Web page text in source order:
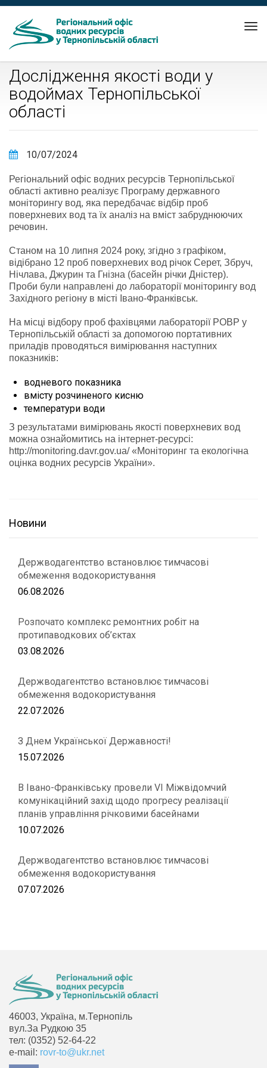
Дослідження якості води у
водоймах Тернопільської
області
10/07/2024
Регіональний офіс водних ресурсів Тернопільської
області активно реалізує Програму державного
моніторингу вод, яка передбачає відбір проб
поверхневих вод та їх аналіз на вміст забруднюючих
речовин.
Станом на 10 липня 2024 року, згідно з графіком,
відібрано 12 проб поверхневих вод річок Серет, Збруч,
Нічлава, Джурин та Гнізна (басейн річки Дністер).
Проби були направлені до лабораторії моніторингу вод
Західного регіону в місті Івано-Франківськ.
На місці відбору проб фахівцями лабораторії РОВР у
Тернопільській області за допомогою портативних
приладів проводяться вимірювання наступних
показників:
водневого показника
вмісту розчиненого кисню
температури води
З результатами вимірювань якості поверхневих вод
можна ознайомитись на інтернет-ресурсі:
http://monitoring.davr.gov.ua/ «Моніторинг та екологічна
оцінка водних ресурсів України».
Новини
Держводагентство встановлює тимчасові
обмеження водокористування
06.08.2026
Розпочато комплекс ремонтних робіт на
протипаводкових об’єктах
03.08.2026
Держводагентство встановлює тимчасові
обмеження водокористування
22.07.2026
З Днем Української Державності!
15.07.2026
В Івано-Франківську провели VІ Міжвідомчий
комунікаційний захід щодо прогресу реалізації
планів управління річковими басейнами
10.07.2026
Держводагентство встановлює тимчасові
обмеження водокористування
07.07.2026
46003, Україна, м.Тернопіль
вул.За Рудкою 35
тел: (0352) 52-64-22
e-mail: rovr-to@ukr.net